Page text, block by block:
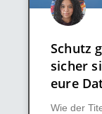
Schutz
sicher
eure
Wie der